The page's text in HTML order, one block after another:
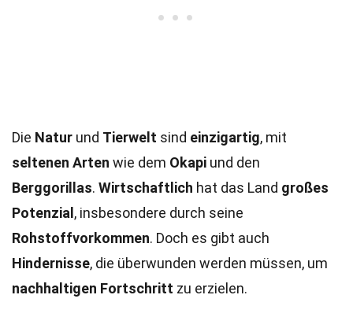
Die Natur und Tierwelt sind einzigartig, mit
seltenen Arten wie dem Okapi und den
Berggorillas. Wirtschaftlich hat das Land großes
Potenzial , insbesondere durch seine
Rohstoffvorkommen. Doch es gibt auch
Hindernisse, die überwunden werden müssen, um
nachhaltigen Fortschritt zu erzielen.